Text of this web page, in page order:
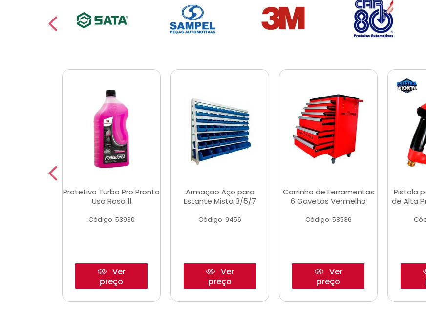
Protetivo Turbo Pro Pronto
Uso Rosa 1l
Código: 53930
Ver
preço
Armaçao Aço para
Estante Mista 3/5/7
Código: 9456
Ver
preço
Carrinho de Ferramentas
6 Gavetas Vermelho
Código: 58536
Ver
preço
Pistola
de Alta